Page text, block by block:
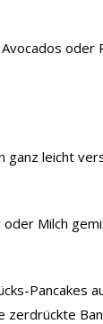
oder
leicht
Milch
Pancakes